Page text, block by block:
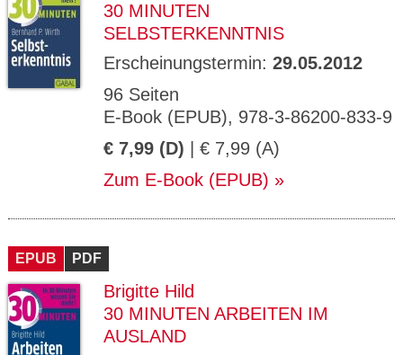
30 MINUTEN
SELBSTERKENNTNIS
Erscheinungstermin: 29.05.2012
96 Seiten
E-Book (EPUB), 978-3-86200-833-9
€ 7,99 (D) | € 7,99 (A)
Zum E-Book (EPUB)
EPUB PDF
Brigitte Hild
30 MINUTEN ARBEITEN IM
AUSLAND